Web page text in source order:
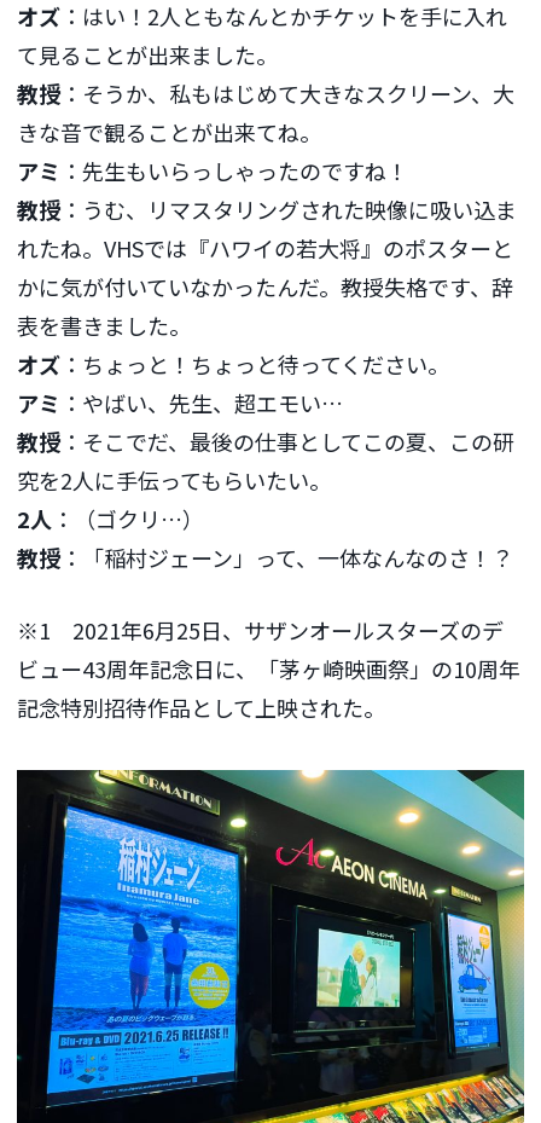
オズ ：はい！2人ともなんとかチケットを手に入れ
て見ることが出来ました。
教授 ：そうか、私もはじめて大きなスクリーン、大
きな音で観ることが出来てね。
アミ ：先生もいらっしゃったのですね！
教授 ：うむ、リマスタリングされた映像に吸い込ま
れたね。VHSでは『ハワイの若大将』のポスターと
かに気が付いていなかったんだ。教授失格です、辞
表を書きました。
オズ ：ちょっと！ちょっと待ってください。
アミ ：やばい、先生、超エモい…
教授 ：そこでだ、最後の仕事としてこの夏、この研
究を2人に手伝ってもらいたい。
2人 ：（ゴクリ…）
教授 ：「稲村ジェーン」って、一体なんなのさ！？
※1 2021年6月25日、サザンオールスターズのデ
ビュー43周年記念日に、「茅ヶ崎映画祭」の10周年
記念特別招待作品として上映された。